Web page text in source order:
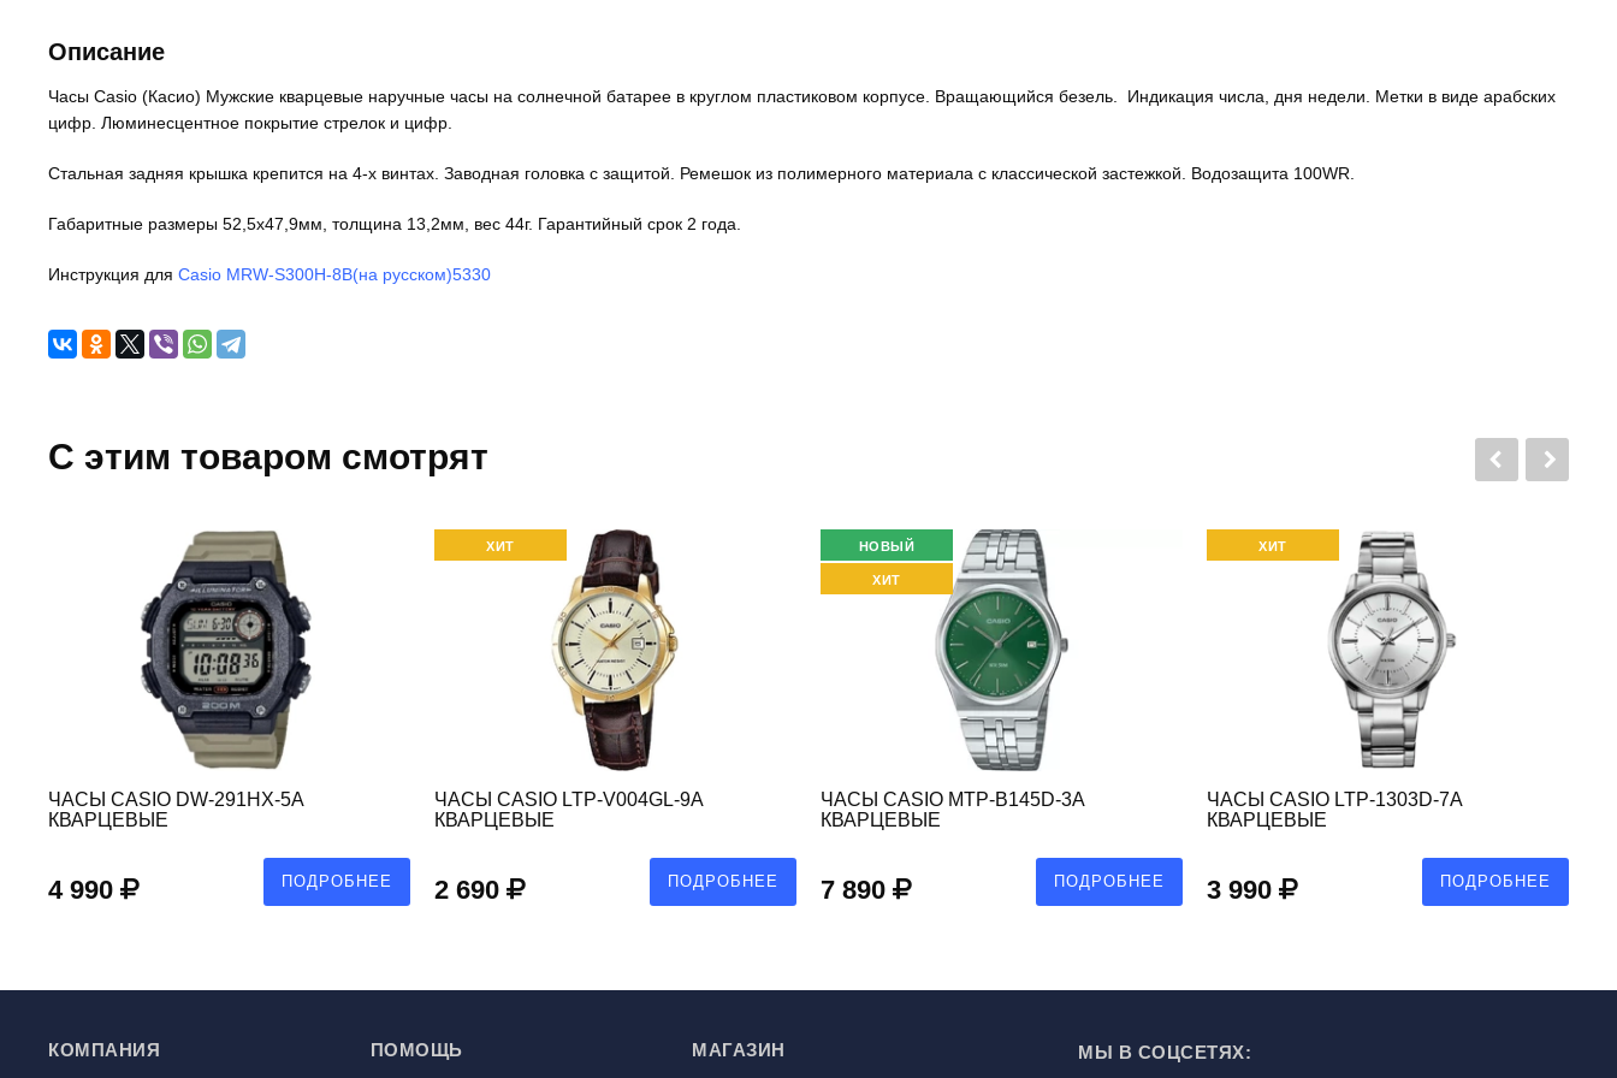
Описание
Часы Casio (Касио) Мужские кварцевые наручные часы на солнечной батарее в круглом пластиковом корпусе. Вращающийся безель. Индикация числа, дня недели. Метки в виде арабских
цифр. Люминесцентное покрытие стрелок и цифр.
Стальная задняя крышка крепится на 4-х винтах. Заводная головка с защитой. Ремешок из полимерного материала с классической застежкой. Водозащита 100WR.
Габаритные размеры 52,5x47,9мм, толщина 13,2мм, вес 44г. Гарантийный срок 2 года.
Инструкция для Casio MRW-S300H-8B(на русском)5330
C этим товаром смотрят
ЧАСЫ CASIO DW-291HX-5A
КВАРЦЕВЫЕ
4 990 ПОДРОБНЕЕ
ХИТ
ЧАСЫ CASIO LTP-V004GL-9A
КВАРЦЕВЫЕ
2 690 ПОДРОБНЕЕ
НОВЫЙ
ХИТ
ЧАСЫ CASIO MTP-B145D-3A
КВАРЦЕВЫЕ
7 890 ПОДРОБНЕЕ
ХИТ
ЧАСЫ CASIO LTP-1303D-7A
КВАРЦЕВЫЕ
3 990 ПОДРОБНЕЕ
КОМПАНИЯ ПОМОЩЬ МАГАЗИН МЫ В СОЦСЕТЯХ: